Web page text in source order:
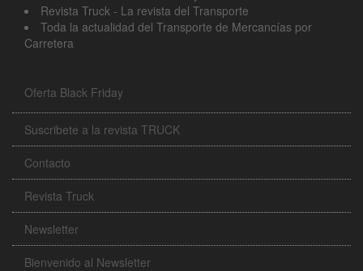
Revista Truck - La revista del Transporte
Toda la actualidad del Transporte de Mercancías por
Carretera
Oferta Black Friday
Suscribete a la revista TRUCK
Contacto
Revista Truck
Newsletter
Bienvenido al Newsletter